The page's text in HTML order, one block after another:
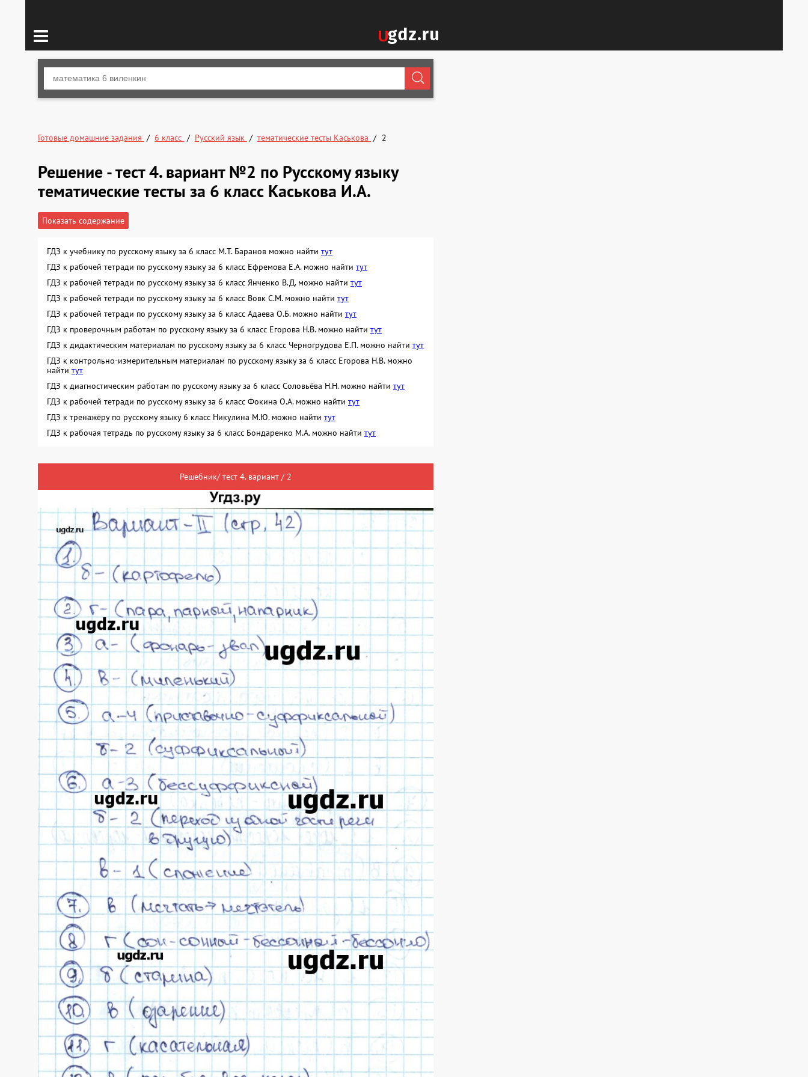
Готовые домашние задания 6 класс Русский язык тематические тесты Каськова 2
Решение - тест 4. вариант №2 по Русскому языку
тематические тесты за 6 класс Каськова И.А.
Показать содержание
ГДЗ к учебнику по русскому языку за 6 класс М.Т. Баранов можно найти тут
ГДЗ к рабочей тетради по русскому языку за 6 класс Ефремова Е.А. можно найти тут
ГДЗ к рабочей тетради по русскому языку за 6 класс Янченко В.Д. можно найти тут
ГДЗ к рабочей тетради по русскому языку за 6 класс Вовк С.М. можно найти тут
ГДЗ к рабочей тетради по русскому языку за 6 класс Адаева О.Б. можно найти тут
ГДЗ к проверочным работам по русскому языку за 6 класс Егорова Н.В. можно найти тут
ГДЗ к дидактическим материалам по русскому языку за 6 класс Черногрудова Е.П. можно найти тут
ГДЗ к контрольно-измерительным материалам по русскому языку за 6 класс Егорова Н.В. можно
найти тут
ГДЗ к диагностическим работам по русскому языку за 6 класс Соловьёва Н.Н. можно найти тут
ГДЗ к рабочей тетради по русскому языку за 6 класс Фокина О.А. можно найти тут
ГДЗ к тренажёру по русскому языку 6 класс Никулина М.Ю. можно найти тут
ГДЗ к рабочая тетрадь по русскому языку за 6 класс Бондаренко М.А. можно найти тут
Решебник/ тест 4. вариант / 2